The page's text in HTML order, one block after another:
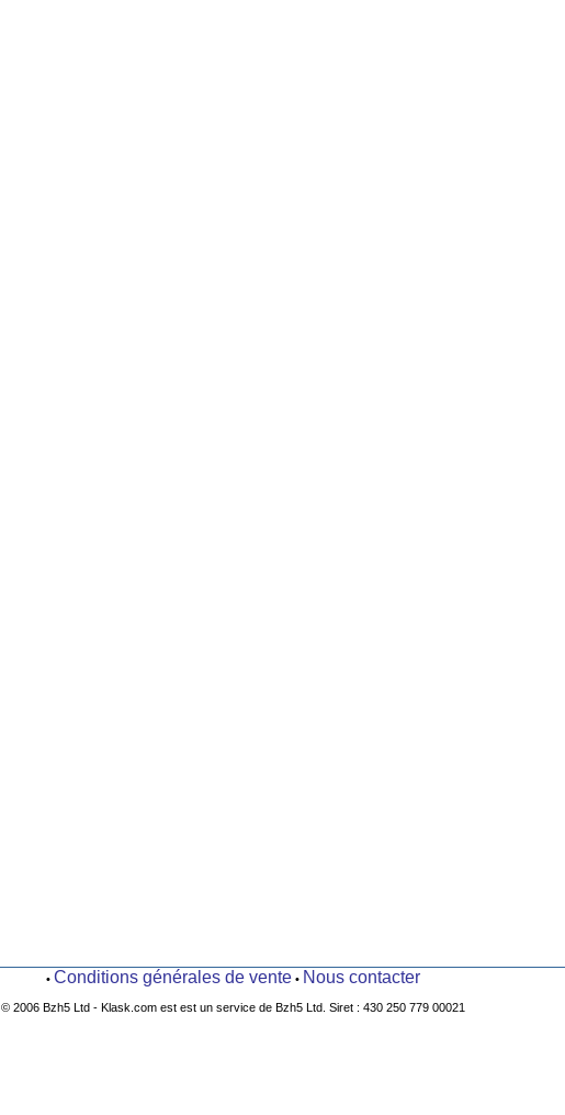
• Conditions générales de vente• Nous contacter
© 2006 Bzh5 Ltd - Klask.com est est un service de Bzh5 Ltd. Siret : 430 250 779 00021